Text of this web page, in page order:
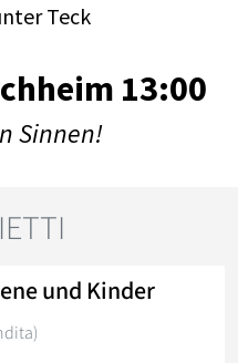
Teck
13:00
Sinnen!